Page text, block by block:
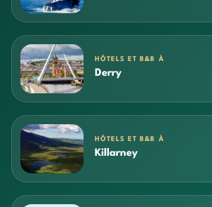
HÔTELS ET B&B À
Derry
HÔTELS ET B&B À
Killarney